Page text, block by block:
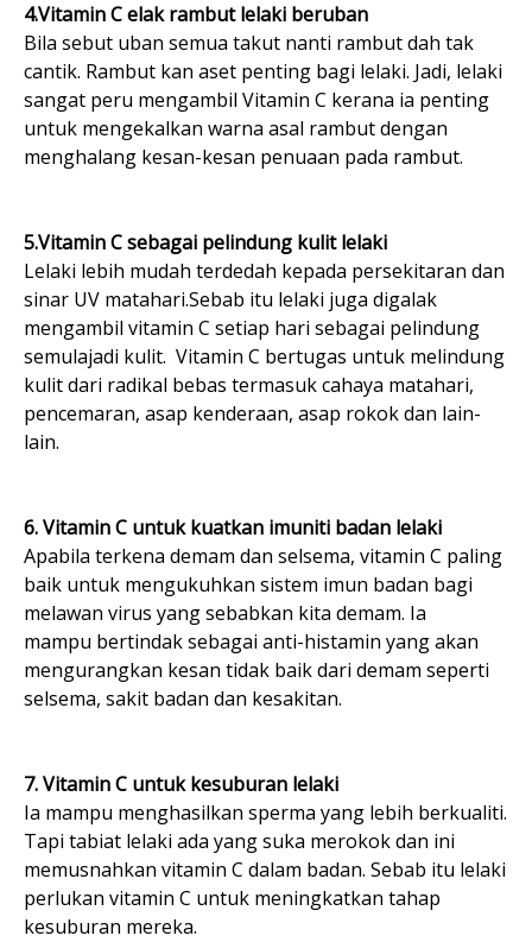
4.Vitamin C elak rambut lelaki beruban
Bila sebut uban semua takut nanti rambut dah tak
cantik. Rambut kan aset penting bagi lelaki. Jadi, lelaki
sangat peru mengambil Vitamin C kerana ia penting
untuk mengekalkan warna asal rambut dengan
menghalang kesan-kesan penuaan pada rambut.
5.Vitamin C sebagai pelindung kulit lelaki
Lelaki lebih mudah terdedah kepada persekitaran dan
sinar UV matahari.Sebab itu lelaki juga digalak
mengambil vitamin C setiap hari sebagai pelindung
semulajadi kulit. Vitamin C bertugas untuk melindung
kulit dari radikal bebas termasuk cahaya matahari,
pencemaran, asap kenderaan, asap rokok dan lain-
lain.
6. Vitamin C untuk kuatkan imuniti badan lelaki
Apabila terkena demam dan selsema, vitamin C paling
baik untuk mengukuhkan sistem imun badan bagi
melawan virus yang sebabkan kita demam. Ia
mampu bertindak sebagai anti-histamin yang akan
mengurangkan kesan tidak baik dari demam seperti
selsema, sakit badan dan kesakitan.
7. Vitamin C untuk kesuburan lelaki
Ia mampu menghasilkan sperma yang lebih berkualiti.
Tapi tabiat lelaki ada yang suka merokok dan ini
memusnahkan vitamin C dalam badan. Sebab itu lelaki
perlukan vitamin C untuk meningkatkan tahap
kesuburan mereka.